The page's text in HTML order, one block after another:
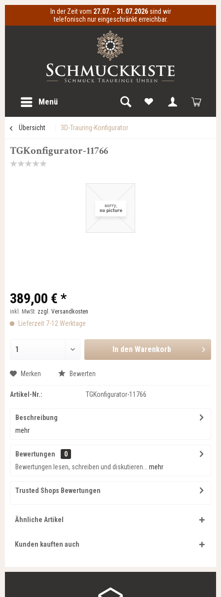
In der Zeit vom 27.07. - 31.07.2026 sind wir
telefonisch nur eingeschränkt erreichbar.
Menü
Übersicht 3D-Trauring-Konfigurator
TGKonfigurator-11766
389,00 € *
inkl. MwSt. zzgl. Versandkosten
Lieferzeit 7-12 Werktage
In den Warenkorb
Merken Bewerten
Artikel-Nr.: TGKonfigurator-11766
Beschreibung
mehr
Bewertungen
0
Bewertungen lesen, schreiben und diskutieren...
mehr
Trusted Shops Bewertungen
Ähnliche Artikel
Kunden kauften auch